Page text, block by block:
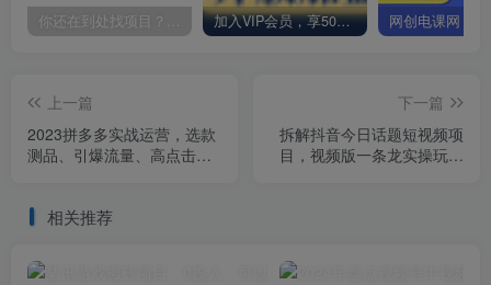
你还在到处找项目？还在当韭菜？我却靠卖项目一个月赚5万，曾经我也和你一样懵懂。 加入VIP会员，享50%的推广提成，免费学习多种网上创业课程，菜鸟秒变大神！
上一篇
2023拼多多实战运营，选款
测品、引爆流量、高点击转
下一篇
拆解抖音今日话题短视频项
目，视频版一条龙实操玩法
相关推荐